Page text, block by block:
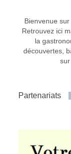
Bienvenue
Retrouvez ici
la
découvertes,
Partenariats